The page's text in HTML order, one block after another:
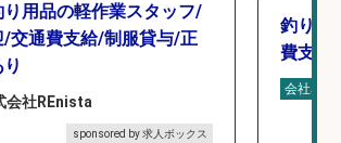
用品の軽作業スタッフ/
/交通費支給/制服貸与/正
会社REnista
sponsored by 求人ボックス
釣り具
費支給
会社名